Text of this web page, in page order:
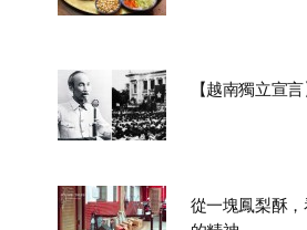
【越南獨立宣
從一塊鳳梨酥